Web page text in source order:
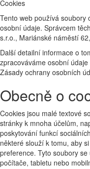
Cookies
Tento web používá soubory
osobní údaje. Správcem
s.r.o., Mariánské náměstí
Další detailní informace o
zpracováváme osobní
Zásady ochrany osobních
Obecně o
Cookies jsou malé textové
stránky k mnoha účelům,
poskytování funkcí
některé slouží k tomu, aby
preference. Tyto soubory
počítače, tabletu nebo